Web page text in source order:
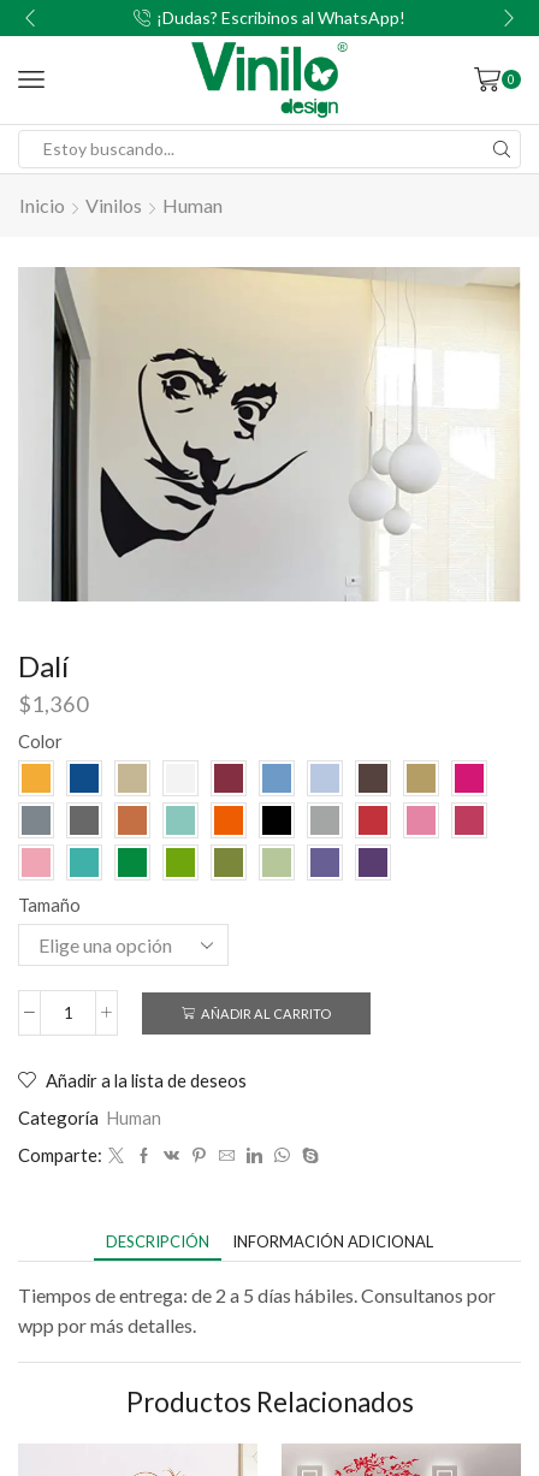
¡Dudas? Escribinos al WhatsApp!
0
Inicio Vinilos Human
Dalí
$1,360
Color
Tamaño
AÑADIR AL CARRITO
Añadir a la lista de deseos
Categoría Human
Comparte:
DESCRIPCIÓN INFORMACIÓN ADICIONAL
Tiempos de entrega: de 2 a 5 días hábiles. Consultanos por
wpp por más detalles.
Productos Relacionados